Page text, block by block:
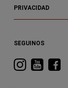
PRIVACIDAD
SEGUINOS
Visitá
Visitá